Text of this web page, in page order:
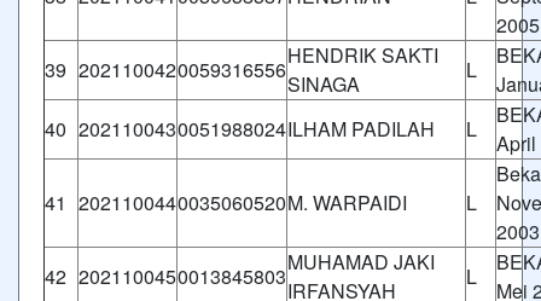
2005
39 2021100420059316556
HENDRIK SAKTI
SINAGA
L
40 2021100430051988024ILHAM PADILAH L
April
41 2021100440035060520M. WARPAIDI L
2003
42 2021100450013845803
MUHAMAD JAKI
IRFANSYAH
L
Mei